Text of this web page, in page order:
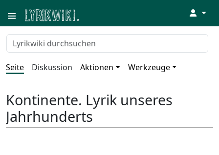
↓
Seite Diskussion Aktionen Werkzeuge
Kontinente. Lyrik unseres
Jahrhunderts